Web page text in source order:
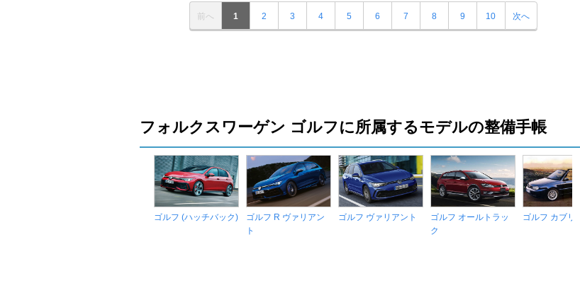
前へ 1 2 3 4 5 6 7 8 9 10 次へ
フォルクスワーゲン ゴルフに所属するモデルの整備手帳
ゴルフ (ハッチバック)
ゴルフ R ヴァリアン
ト
ゴルフ ヴァリアント
ゴルフ オールトラッ
ク
ゴルフ カブリオ